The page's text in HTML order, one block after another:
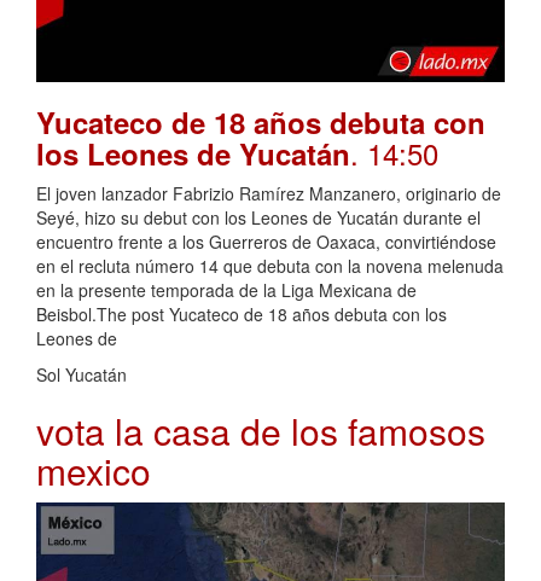
Yucateco de 18 años debuta con
los Leones de Yucatán. 14:50
El joven lanzador Fabrizio Ramírez Manzanero, originario de
Seyé, hizo su debut con los Leones de Yucatán durante el
encuentro frente a los Guerreros de Oaxaca, convirtiéndose
en el recluta número 14 que debuta con la novena melenuda
en la presente temporada de la Liga Mexicana de
Beisbol.The post Yucateco de 18 años debuta con los
Leones de
Sol Yucatán
vota la casa de los famosos
mexico